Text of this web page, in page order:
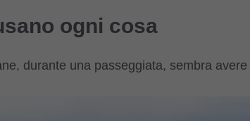
ogni cosa
durante una passeggiata, sembra